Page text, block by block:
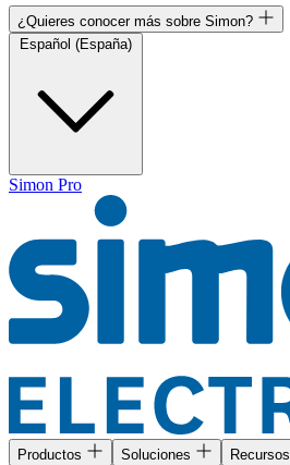
¿Quieres conocer más sobre Simon?
Simon Pro
Productos Soluciones Recursos